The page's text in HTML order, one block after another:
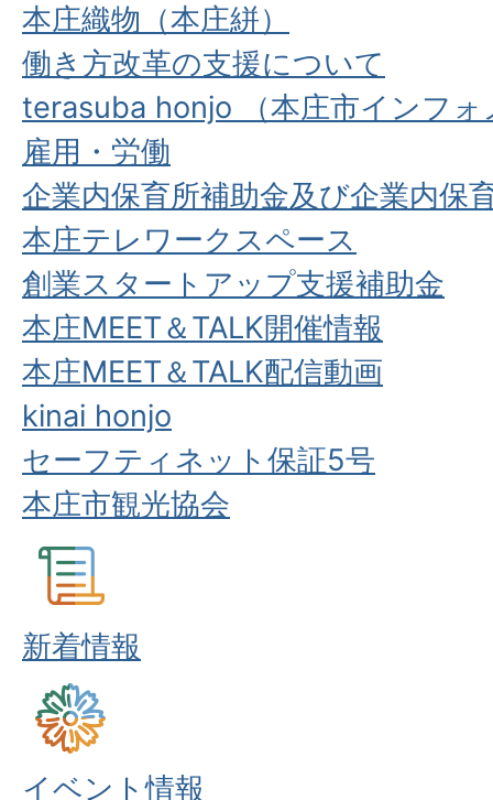
本庄織物（本庄絣）
働き方改革の支援について
terasuba honjo （本庄市インフ
雇用・労働
企業内保育所補助金及び企業内保
本庄テレワークスペース
創業スタートアップ支援補助金
本庄MEET＆TALK開催情報
本庄MEET＆TALK配信動画
kinai honjo
セーフティネット保証5号
本庄市観光協会
新着情報
イベント情報